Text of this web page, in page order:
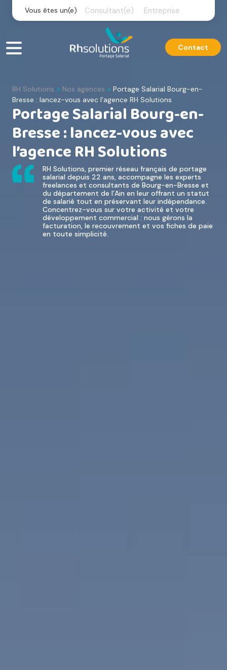
Vous êtes un(e) Consultant(e) Entreprise
Contact
RH Solutions > Nos agences > Portage Salarial Bourg-en-
Bresse : lancez-vous avec l’agence RH Solutions
Portage Salarial Bourg-en-
Bresse : lancez-vous avec
l’agence RH Solutions
RH Solutions, premier réseau français de portage
salarial depuis 22 ans, accompagne les experts
freelances et consultants de Bourg-en-Bresse et
du département de l’Ain en leur offrant un statut
de salarié tout en préservant leur indépendance.
Concentrez-vous sur votre activité et votre
développement commercial : nous gérons la
facturation, le recouvrement et vos fiches de paie
en toute simplicité.